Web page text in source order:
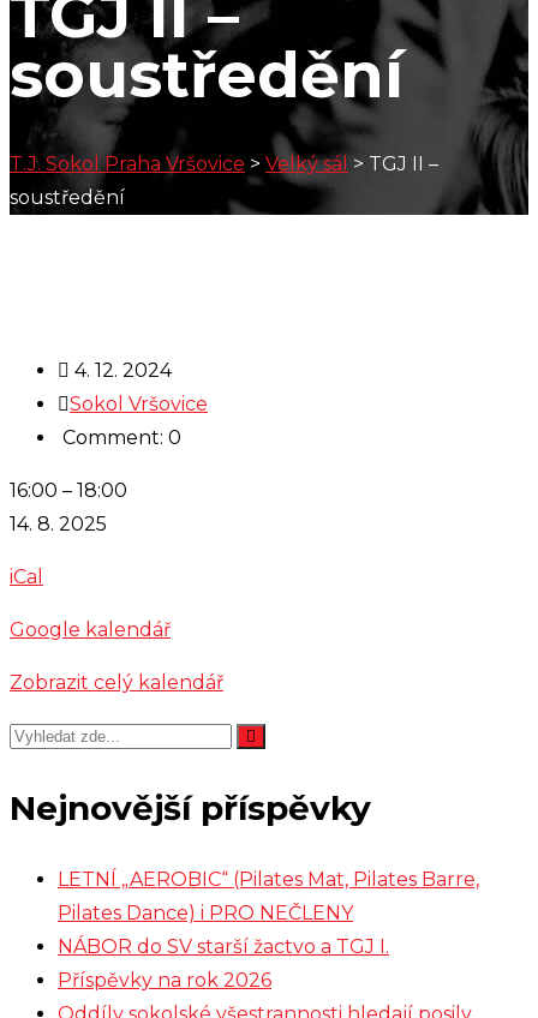
soustředění
T.J. Sokol Praha Vršovice > Velký sál > TGJ II –
soustředění
4. 12. 2024
Sokol Vršovice
Comment: 0
TGJ
II
soustředění
16:00 – 18:00
14. 8. 2025
iCal
Google kalendář
Zobrazit celý kalendář
Nejnovější příspěvky
LETNÍ „AEROBIC“ (Pilates Mat, Pilates Barre,
Pilates Dance) i PRO NEČLENY
NÁBOR do SV starší žactvo a TGJ I.
Příspěvky na rok 2026
Oddíly sokolské všestrannosti hledají posily